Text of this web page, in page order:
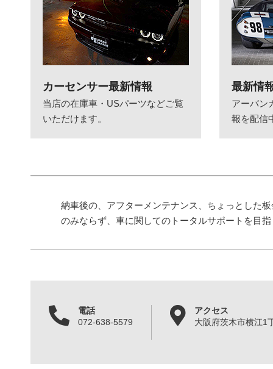
カーセンサー最新情報
当店の在庫車・USパーツなどご覧
いただけます。
最新情
アーバン
報を配信
納車後の、アフターメンテナンス、ちょっとした
のみならず、車に関してのトータルサポートを目
電話
072-638-5579
アクセス
大阪府茨木市横江1